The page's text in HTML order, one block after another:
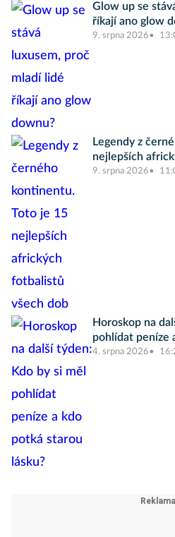
Glow up se
říkají ano glow
9. srpna 2026
Legendy z
nejlepších
9. srpna 2026
Horoskop na
pohlídat peníze
4. srpna 2026